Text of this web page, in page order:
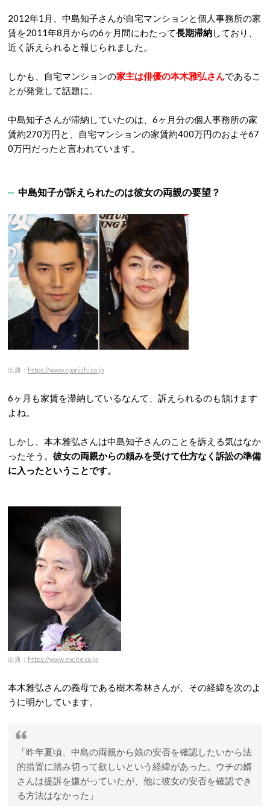
2012年1月、中島知子さんが自宅マンションと個人事務所の家
賃を2011年8月からの6ヶ月間にわたって長期滞納しており、
近く訴えられると報じられました。
しかも、自宅マンションの家主は俳優の本木雅弘さんであるこ
とが発覚して話題に。
中島知子さんが滞納していたのは、6ヶ月分の個人事務所の家
賃約270万円と、自宅マンションの家賃約400万円のおよそ67
0万円だったと言われています。
中島知子が訴えられたのは彼女の両親の要望？
出典： https://www.sponichi.co.jp
6ヶ月も家賃を滞納しているなんて、訴えられるのも頷けます
よね。
しかし、本木雅弘さんは中島知子さんのことを訴える気はなか
ったそう。 彼女の両親からの頼みを受けて仕方なく訴訟の準備
に入ったということです。
出典： https://www.excite.co.jp
本木雅弘さんの義母である樹木希林さんが、その経緯を次のよ
うに明かしています。
「昨年夏頃、中島の両親から娘の安否を確認したいから法
的措置に踏み切って欲しいという経緯があった。ウチの婿
さんは提訴を嫌がっていたが、他に彼女の安否を確認でき
る方法はなかった」